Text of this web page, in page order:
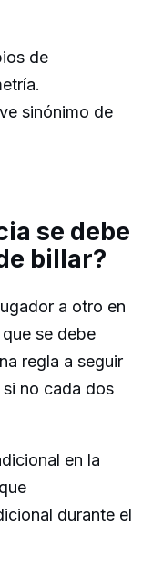
de
sinónimo de
se debe
billar?
a otro en
se debe
regla a seguir
no cada dos
en la
durante el